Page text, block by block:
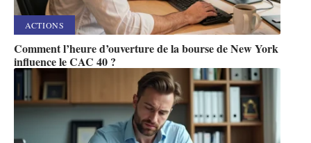
ACTIONS
Comment l’heure d’ouverture de la bourse de New York
influence le CAC 40 ?